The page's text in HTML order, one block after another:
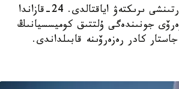
استانا. KAZINFORM - پرەزيدەنتتىك جاستار كادر رەزەرۆىنە ءتورتىنشى ىرىكتەۋ اياقتالدى. 24-قازاندا
جونىندەگى ۇلتتىق كوميسسيانىڭ
50 ادام پرەزيدەنتتىك جاستار كادر رەزەرۆىنە قابىلداندى.